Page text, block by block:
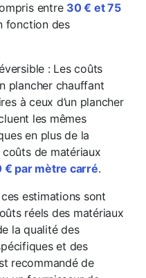
entre 30 € et 75
fonction des
: Les coûts
plancher chauffant
à ceux d’un plancher
les mêmes
en plus de la
de matériaux
€ par mètre carré.
estimations sont
réels des matériaux
la qualité des
et des
recommandé de